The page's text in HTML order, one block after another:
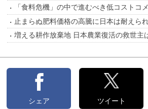
「食料危機」の中で進むべき低コストコ
止まらぬ肥料価格の高騰に日本は耐えら
増える耕作放棄地 日本農業復活の救世主
シェア ツイート